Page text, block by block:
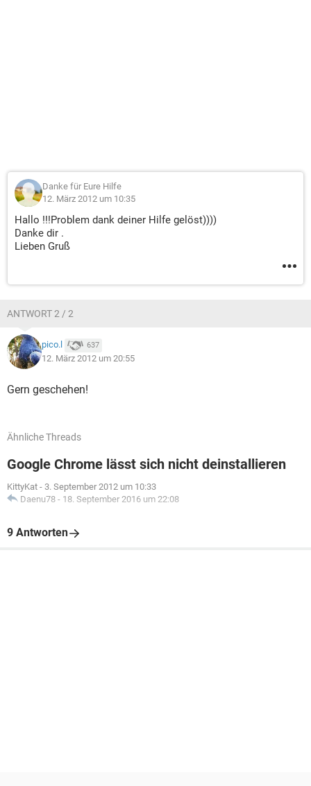
Danke für Eure Hilfe
12. März 2012 um 10:35
Hallo !!!Problem dank deiner Hilfe gelöst))))
Danke dir .
Lieben Gruß
ANTWORT 2 / 2
pico.l 637
12. März 2012 um 20:55
Gern geschehen!
Ähnliche Threads
Google Chrome lässt sich nicht deinstallieren
KittyKat - 3. September 2012 um 10:33
Daenu78 - 18. September 2016 um 22:08
9 Antworten